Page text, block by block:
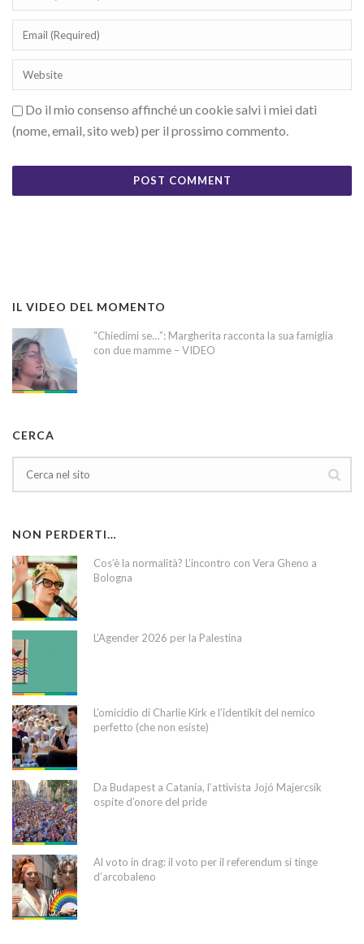
Do il mio consenso affinché un cookie salvi i miei dati
(nome, email, sito web) per il prossimo commento.
IL VIDEO DEL MOMENTO
“Chiedimi se…”: Margherita racconta la sua famiglia
con due mamme – VIDEO
CERCA
NON PERDERTI…
Cos’è la normalità? L’incontro con Vera Gheno a
Bologna
L’Agender 2026 per la Palestina
L’omicidio di Charlie Kirk e l’identikit del nemico
perfetto (che non esiste)
Da Budapest a Catania, l’attivista Jojó Majercsik
ospite d’onore del pride
Al voto in drag: il voto per il referendum si tinge
d’arcobaleno